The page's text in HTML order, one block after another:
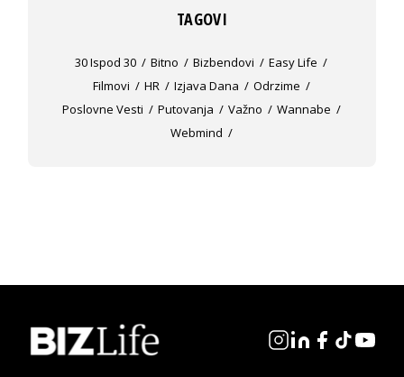
TAGOVI
30 Ispod 30 Bitno Bizbendovi
Easy Life
Filmovi
HR Izjava Dana
Odrzime
Poslovne Vesti
Putovanja Važno
Wannabe
Webmind